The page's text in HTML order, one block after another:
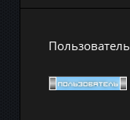
Пользователь